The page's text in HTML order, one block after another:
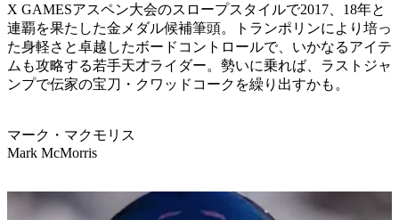
X GAMESアスペン大会のスロープスタイルで2017、18年と
連覇を果たした金メダル候補筆頭。トランポリンにより培っ
た身軽さと卓越したボードコントロールで、いかなるアイテ
ムも攻略する若手天才ライダー。勢いに乗れば、ラストジャ
ンプで伝家の宝刀・クワッドコークを繰り出すかも。
マーク・マクモリス
Mark McMorris